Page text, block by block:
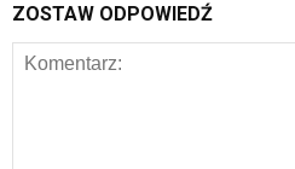
ZOSTAW ODPOWIEDŹ